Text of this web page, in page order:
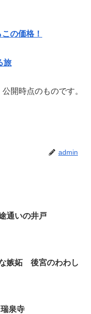
の価格！
旅
開時点のものです。
admin
通いの井戸
嫉妬 後宮のわわし
泉寺